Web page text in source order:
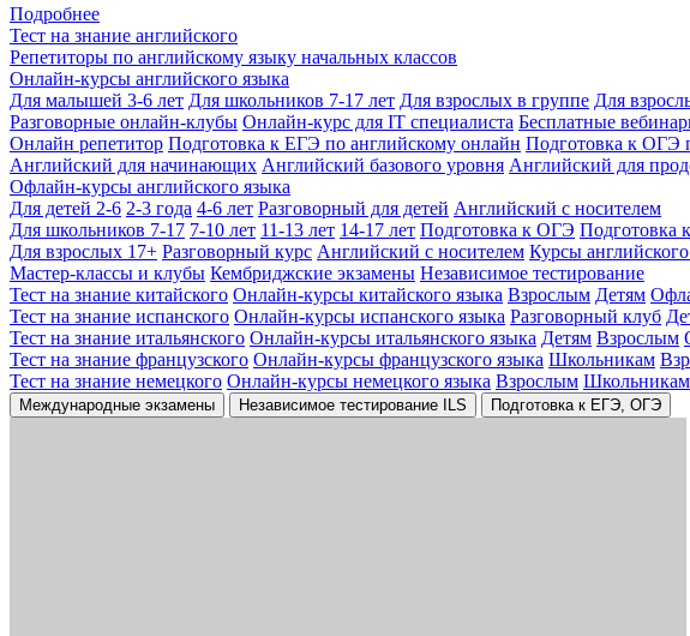
Подробнее
Тест на знание английского
Репетиторы по английскому языку начальных классов
Онлайн-курсы английского языка
Для малышей 3-6 лет Для школьников 7-17 лет Для взрослых в группе Для
Разговорные онлайн-клубы Онлайн-курс для IT специалиста Бесплатные
Онлайн репетитор Подготовка к ЕГЭ по английскому онлайн Подготовка к ОГЭ
Английский для начинающих Английский базового уровня Английский для
Офлайн-курсы английского языка
Для детей 2-6 2-3 года 4-6 лет Разговорный для детей Английский с носителем
Для школьников 7-17 7-10 лет 11-13 лет 14-17 лет Подготовка к ОГЭ Подготовка
Для взрослых 17+ Разговорный курс Английский с носителем Курсы
Мастер-классы и клубы Кембриджские экзамены Независимое тестирование
Тест на знание китайского Онлайн-курсы китайского языка Взрослым Детям
Тест на знание испанского Онлайн-курсы испанского языка Разговорный клуб
Тест на знание итальянского Онлайн-курсы итальянского языка Детям Взрослым
Тест на знание французского Онлайн-курсы французского языка Школьникам
Тест на знание немецкого Онлайн-курсы немецкого языка Взрослым Школьникам
Международные экзамены Независимое тестирование ILS Подготовка к ЕГЭ, ОГЭ